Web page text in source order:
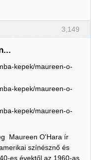
3,149
Maureen O'Hara ír
színésznő és
es évektől az 1960-as